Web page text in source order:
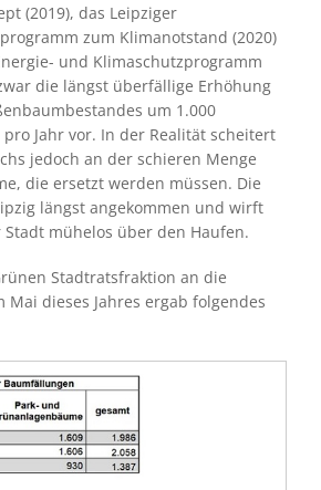
(2019), das Leipziger
zum Klimanotstand (2020)
und Klimaschutzprogramm
die längst überfällige Erhöhung
um 1.000
Jahr vor. In der Realität scheitert
jedoch an der schieren Menge
die ersetzt werden müssen. Die
längst angekommen und wirft
mühelos über den Haufen.
Stadtratsfraktion an die
dieses Jahres ergab folgendes